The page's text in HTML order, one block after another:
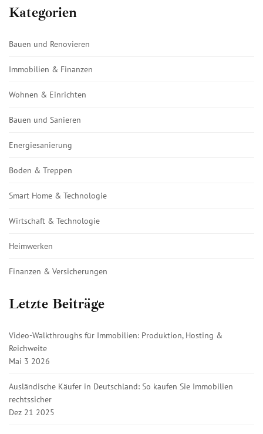
Kategorien
Bauen und Renovieren
Immobilien & Finanzen
Wohnen & Einrichten
Bauen und Sanieren
Energiesanierung
Boden & Treppen
Smart Home & Technologie
Wirtschaft & Technologie
Heimwerken
Finanzen & Versicherungen
Letzte Beiträge
Video-Walkthroughs für Immobilien: Produktion, Hosting &
Reichweite
Mai 3 2026
Ausländische Käufer in Deutschland: So kaufen Sie Immobilien
rechtssicher
Dez 21 2025